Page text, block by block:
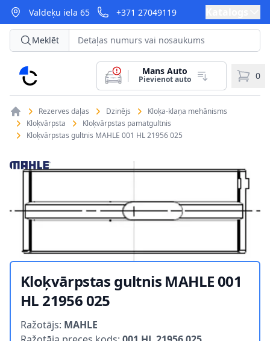
Valdeķu iela 65 +371 27049119
CarParts
Meklēt
Mans Auto
Pievienot auto 0
Rezerves daļas Dzinējs
Kloķa-klaņa mehānisms
Kloķvārpsta
Kloķvārpstas pamatgultnis
Kloķvārpstas gultnis MAHLE 001 HL 21956 025
Kloķvārpstas gultnis MAHLE 001
HL 21956 025
Ražotājs: MAHLE